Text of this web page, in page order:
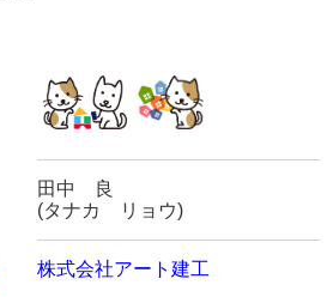
田中 良
(タナカ リョウ)
株式会社アート建工